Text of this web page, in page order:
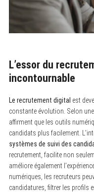
L’essor du
incontournable
Le recrutement digital est
constante évolution. Selon une
affirment que les outils
candidats plus facilement.
systèmes de suivi des
recrutement, facilite non
améliore également
numériques, les recruteurs
candidatures, filtrer les profils